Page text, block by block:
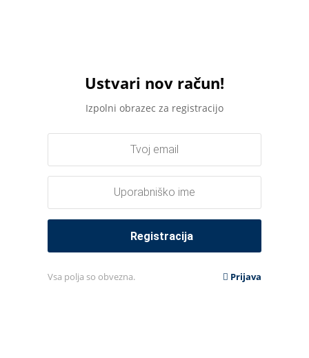
Ustvari nov račun!
Izpolni obrazec za registracijo
Vsa polja so obvezna. Prijava